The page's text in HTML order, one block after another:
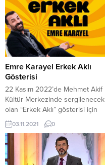
Emre Karayel Erkek Aklı
Gösterisi
22 Kasım 2022’de Mehmet Akif
Kültür Merkezinde sergilenecek
olan “Erkek Aklı” gösterisi için
biletler Biletix’de. Gösteri Saat
20:30’da başlayacak olup katılım
03.11.2021 0